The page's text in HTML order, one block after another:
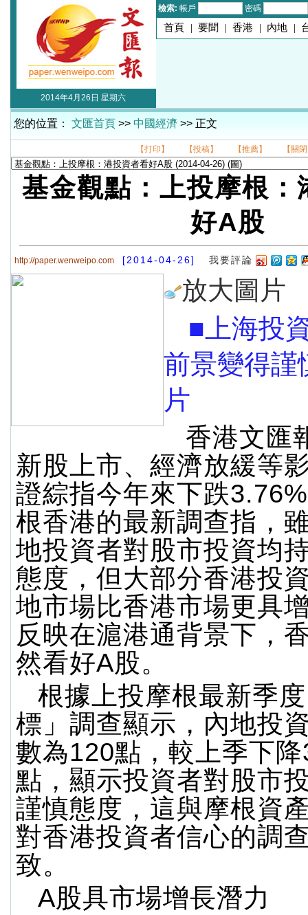
檢索: 帳戶 密碼
首頁 | 要聞 | 香港 | 內地 |
2014年4月26日 星期六
您的位置： 文匯首頁 >> 中國經濟 >> 正文
【打印】 【投稿】 【推薦】 【關
基金觀點：上投摩根：
好A股
http://paper.wenweipo.com [2014-04-26] 我要評論
放大圖片
■上海投
前景變得謹
片
香港文匯
新股上市、經濟放緩等
證綜指今年來下跌
根香港的最新調查指，
地投資者對股市投資均
態度，但大部分香港投
地市場比香港市場更具
反映在滬港通背景下，
然看好A股。
根據上投摩根最新季
標」調查顯示，內地投
數為120點，較上季下
點，顯示投資者對股市
謹慎態度，這與摩根資
對香港投資者信心的調
致。
A股具市場增長潛力